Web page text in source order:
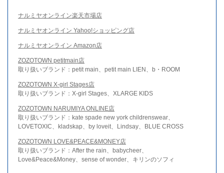
ナルミヤオンライン楽天市場店
ナルミヤオンライン Yahoo!ショッピング店
ナルミヤオンライン Amazon店
ZOZOTOWN petitmain店
取り扱いブランド：petit main、petit main LIEN、b・ROOM
ZOZOTOWN X-girl Stages店
取り扱いブランド：X-girl Stages、XLARGE KIDS
ZOZOTOWN NARUMIYA ONLINE店
取り扱いブランド：kate spade new york childrenswear、
LOVETOXIC、kladskap、by loveit、Lindsay、BLUE CROSS
ZOZOTOWN LOVE&PEACE&MONEY店
取り扱いブランド：After the rain、babycheer、
Love&Peace&Money、sense of wonder、キリンのソフィ